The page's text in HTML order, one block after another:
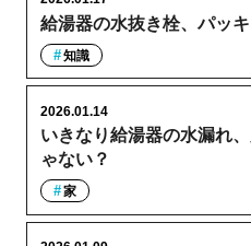
給湯器の水抜き栓、パッ
知識
いきなり給湯器の水漏れ
ゃない？
2026.01.14
家